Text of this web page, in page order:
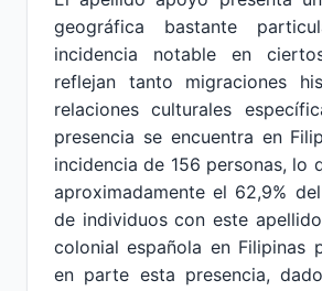
geográfica bastante
incidencia notable en
reflejan tanto migraciones
relaciones culturales
presencia se encuentra en
incidencia de 156 personas, lo
aproximadamente el 62,9%
de individuos con este
colonial española en Filipinas
en parte esta presencia,